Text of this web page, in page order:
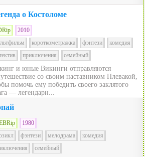
о Костоломе
2010
короткометражка фэнтези
комедия
приключения семейный
и юные Викинги отправляются
со своим наставником Плевакой,
помочь ему победить своего заклятого
— легендарн...
1980
фэнтези мелодрама
комедия
семейный